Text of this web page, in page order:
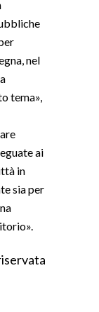
nel
tema»,
ai
in
sia per